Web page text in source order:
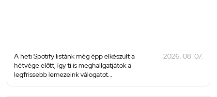
A heti Spotify listánk még épp elkészült a
hétvége előtt, így ti is meghallgatjátok a
legfrissebb lemezeink válogatot...
2026. 08. 07.